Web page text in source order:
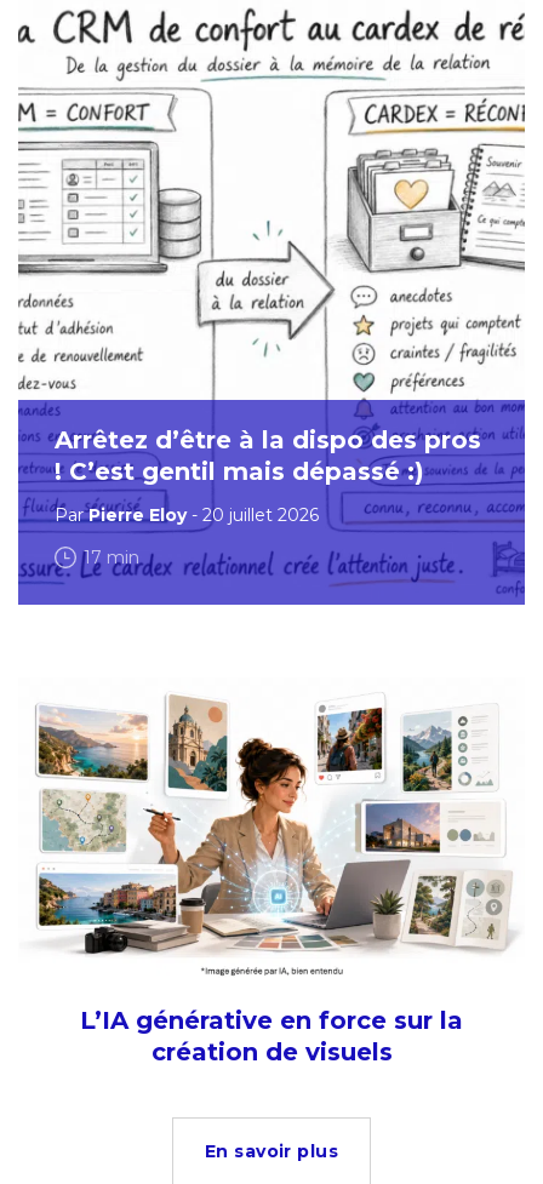
Arrêtez d’être à la dispo des pros
! C’est gentil mais dépassé :)
ParPierre Eloy- 20 juillet 2026
17 min
L’IA générative en force sur la
création de visuels
En savoir plus